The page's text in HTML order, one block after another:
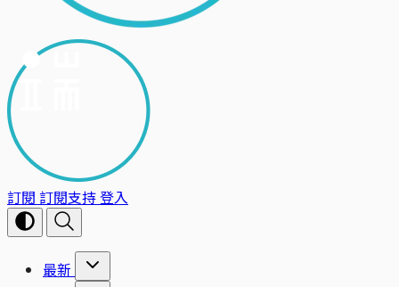
訂閱 訂閱支持登入
最新